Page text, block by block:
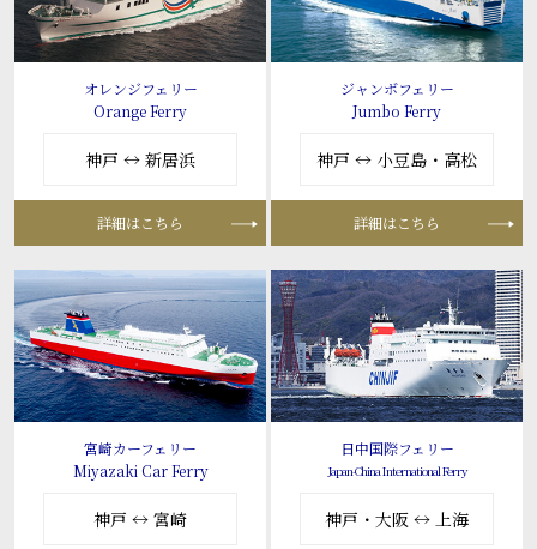
オレンジフェリー
Orange Ferry
神戸 ↔ 新居浜
詳細はこちら
ジャンボフェリー
Jumbo Ferry
神戸 ↔ 小豆島・高松
詳細はこちら
宮崎カーフェリー
Miyazaki Car Ferry
神戸 ↔ 宮崎
日中国際フェリー
Japan-China International Ferry
神戸・大阪 ↔ 上海